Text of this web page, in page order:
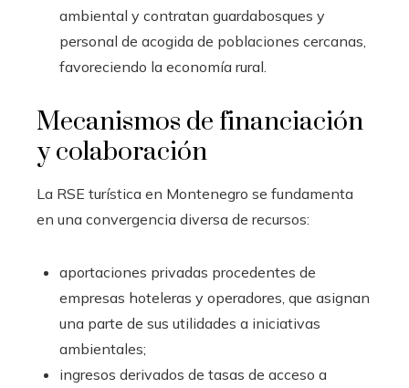
ambiental y contratan guardabosques y
personal de acogida de poblaciones cercanas,
favoreciendo la economía rural.
Mecanismos de financiación
y colaboración
La RSE turística en Montenegro se fundamenta
en una convergencia diversa de recursos:
aportaciones privadas procedentes de
empresas hoteleras y operadores, que asignan
una parte de sus utilidades a iniciativas
ambientales;
ingresos derivados de tasas de acceso a